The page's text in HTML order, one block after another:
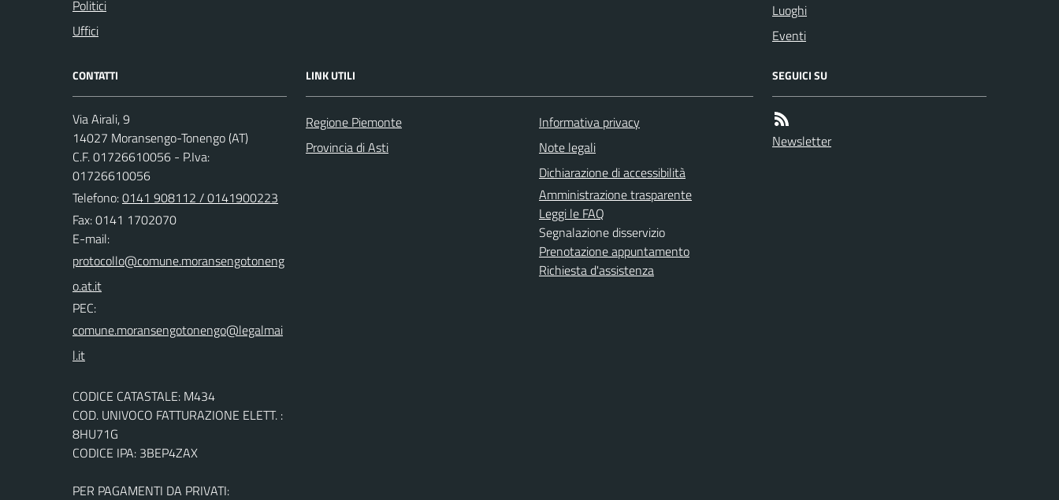
Politici
Uffici
Luoghi
Eventi
CONTATTI
Via Airali, 9
14027 Moransengo-Tonengo (AT)
C.F. 01726610056 - P.Iva:
01726610056
Telefono:0141 908112 / 0141900223
Fax: 0141 1702070
E-mail:
PEC:
CODICE CATASTALE: M434
COD. UNIVOCO FATTURAZIONE ELETT. :
8HU71G
CODICE IPA: 3BEP4ZAX
PER PAGAMENTI DA PRIVATI:
LINK UTILI
Regione Piemonte
Provincia di Asti
Informativa privacy
Note legali
Dichiarazione di accessibilità
Amministrazione trasparente
Leggi le FAQ
Segnalazione disservizio
Prenotazione appuntamento
Richiesta d'assistenza
SEGUICI SU
Newsletter